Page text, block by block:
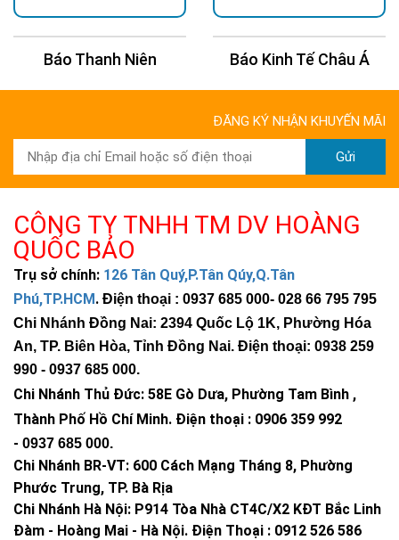
Báo Thanh Niên Báo Kinh Tế Châu Á
ĐĂNG KÝ NHẬN KHUYẾN MÃI
Gửi
CÔNG TY TNHH TM DV HOÀNG
QUỐC BẢO
Trụ sở chính: 126 Tân Quý,P.Tân Qúy,Q.Tân
Phú,TP.HCM. Điện thoại : 0937 685 000- 028 66 795 795
Chi Nhánh Đồng Nai: 2394 Quốc Lộ 1K, Phường Hóa
An, TP. Biên Hòa, Tỉnh Đồng Nai. Điện thoại: 0938 259
990 - 0937 685 000.
Chi Nhánh Thủ Đức: 58E Gò Dưa, Phường Tam Bình ,
Thành Phố Hồ Chí Minh. Điện thoại : 0906 359 992
- 0937 685 000.
Chi Nhánh BR-VT: 600 Cách Mạng Tháng 8, Phường
Phước Trung, TP. Bà Rịa
Chi Nhánh Hà Nội: P914 Tòa Nhà CT4C/X2 KĐT Bắc Linh
Đàm - Hoàng Mai - Hà Nội. Điện Thoại : 0912 526 586